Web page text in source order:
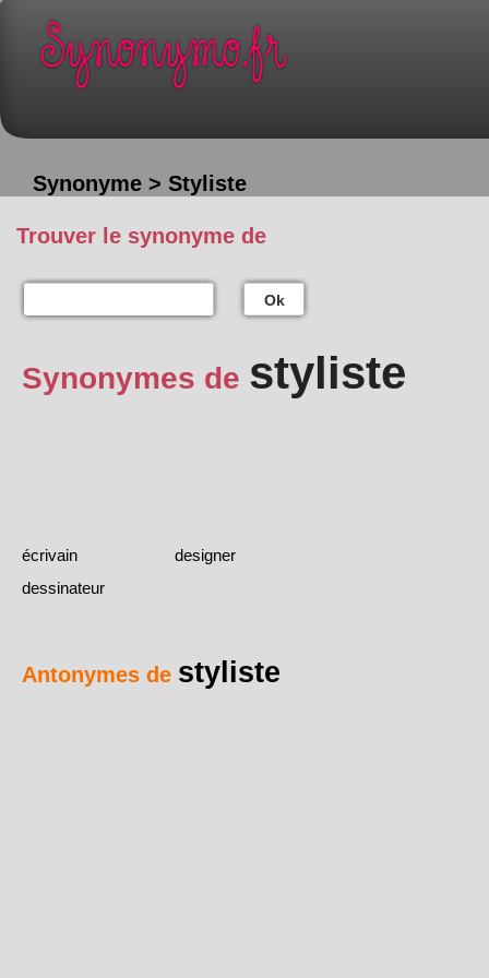
Synonyme > Styliste
Trouver le synonyme de
Ok
Synonymes de styliste
écrivain
designer
dessinateur
Antonymes de styliste